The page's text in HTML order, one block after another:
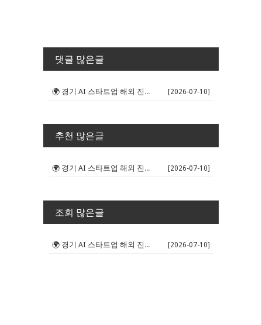
댓글 많은글
🌍 경기 AI 스타트업 해외 진출 판... [2026-07-10]
추천 많은글
🌍 경기 AI 스타트업 해외 진출 판... [2026-07-10]
조회 많은글
🌍 경기 AI 스타트업 해외 진출 판... [2026-07-10]